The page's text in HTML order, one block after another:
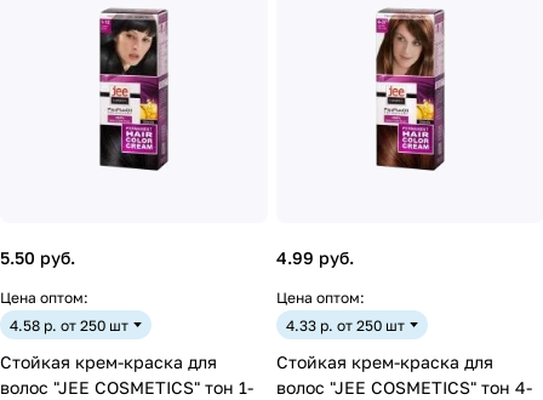
5.50 руб.
Цена оптом:
4.58 р. от 250 шт
Стойкая крем-краска для
волос "JEE COSMETICS" тон 1-
4.99 руб.
Цена оптом:
4.33 р. от 250 шт
Стойкая крем-краска для
волос "JEE COSMETICS" тон 4-